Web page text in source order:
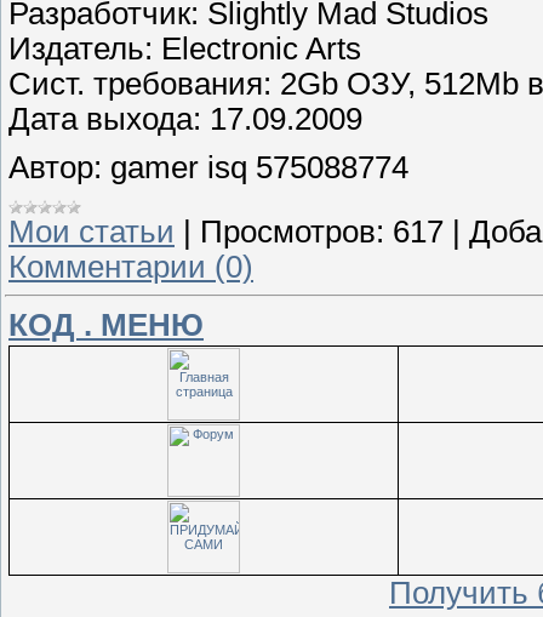
Разработчик: Slightly Mad Studios
Издатель: Electronic Arts
Сист. требования: 2Gb ОЗУ, 512Mb
Дата выхода: 17.09.2009
Автор: gamer isq 575088774
Мои статьи
Просмотров: 617
Комментарии (0)
КОД . МЕНЮ
Получить